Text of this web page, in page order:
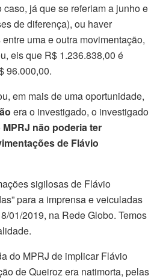
já que se referiam a junho e
de diferença), ou haver
uma e outra movimentação,
eis que R$ 1.236.838,00 é
96.000,00.
em mais de uma oportunidade,
era o investigado, o investigado
MPRJ não poderia ter
de Flávio
sigilosas de Flávio
para a imprensa e veiculadas
01/2019, na Rede Globo. Temos
do MPRJ de implicar Flávio
de Queiroz era natimorta, pelas